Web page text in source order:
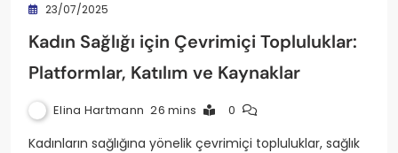
23/07/2025
Kadın Sağlığı için Çevrimiçi Topluluklar:
Platformlar, Katılım ve Kaynaklar
Elina Hartmann 26 mins 0
Kadınların sağlığına yönelik çevrimiçi topluluklar, sağlık